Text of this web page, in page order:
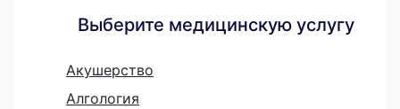
Выберите медицинскую услугу
Акушерство
Алгология